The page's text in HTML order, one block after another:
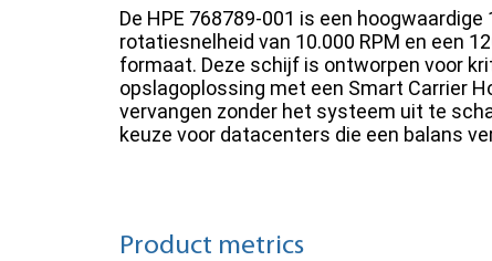
De HPE 768789-001 is een
rotatiesnelheid van 10.000 RPM en een
formaat. Deze schijf is ontworpen voor
opslagoplossing met een Smart Carrier
vervangen zonder het systeem uit te
keuze voor datacenters die een balans
Product metrics